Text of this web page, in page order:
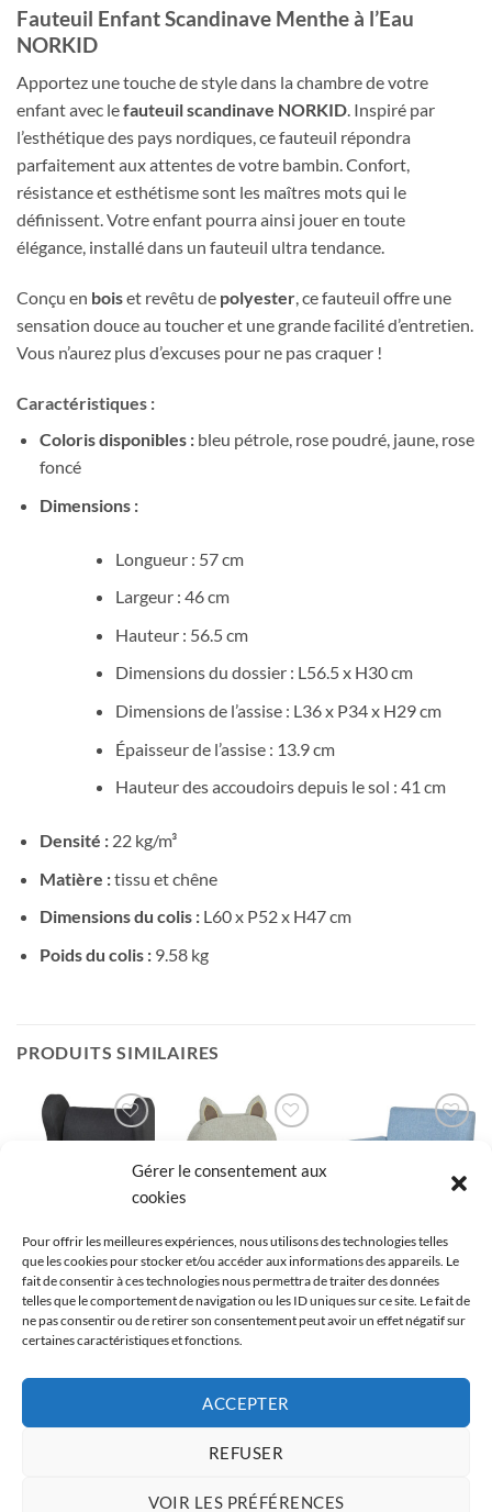
Gérer le consentement aux
cookies
Pour offrir les meilleures expériences, nous utilisons des technologies telles
que les cookies pour stocker et/ou accéder aux informations des appareils. Le
fait de consentir à ces technologies nous permettra de traiter des données
telles que le comportement de navigation ou les ID uniques sur ce site. Le fait de
ne pas consentir ou de retirer son consentement peut avoir un effet négatif sur
certaines caractéristiques et fonctions.
ACCEPTER
REFUSER
VOIR LES PRÉFÉRENCES
Fauteuil Enfant Scandinave Menthe à l’Eau
NORKID
Apportez une touche de style dans la chambre de votre
enfant avec lefauteuil scandinave NORKID. Inspiré par
l’esthétique des pays nordiques, ce fauteuil répondra
parfaitement aux attentes de votre bambin. Confort,
résistance et esthétisme sont les maîtres mots qui le
définissent. Votre enfant pourra ainsi jouer en toute
élégance, installé dans un fauteuil ultra tendance.
Conçu en boiset revêtu de polyester, ce fauteuil offre une
sensation douce au toucher et une grande facilité d’entretien.
Vous n’aurez plus d’excuses pour ne pas craquer !
Caractéristiques :
Coloris disponibles :bleu pétrole, rose poudré, jaune, rose
foncé
Dimensions :
Longueur : 57 cm
Largeur : 46 cm
Hauteur : 56.5 cm
Dimensions du dossier : L56.5 x H30 cm
Dimensions de l’assise : L36 x P34 x H29 cm
Épaisseur de l’assise : 13.9 cm
Hauteur des accoudoirs depuis le sol : 41 cm
Densité :22 kg/m³
Matière :tissu et chêne
Dimensions du colis :L60 x P52 x H47 cm
Poids du colis :9.58 kg
PRODUITS SIMILAIRES
Ajouter
FAUTEUIL ENFANT
Fauteuil enfant
confort oreilles lin
gris
62,90€
liste de souhaits
Ajouter
de
Fauteuil enfant
scandinave chat gris
76,90€
Ajouter à la
liste de souhaits
Ajouter
souhaits
FAUTEUIL ENFANT
Fauteuil enfant
scandinave confort
lin bleu
liste de souhaits